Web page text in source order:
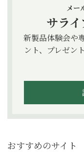
メー
サラ
新製品体験会や
ント、プレゼン
おすすめのサイト